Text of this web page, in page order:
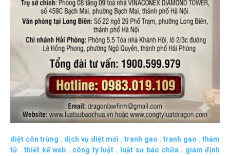
diệt côn trùng . dịch vụ diệt mối .tranh gao .tranh gao .thám
tử . thiết kế web . công ty luật . luật sư bào chữa . giám định